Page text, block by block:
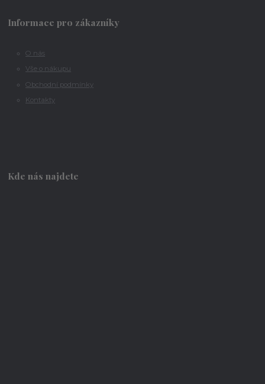
Informace pro zákazníky
O nás
Vše o nákupu
Obchodní podmínky
Kontakty
Kde nás najdete